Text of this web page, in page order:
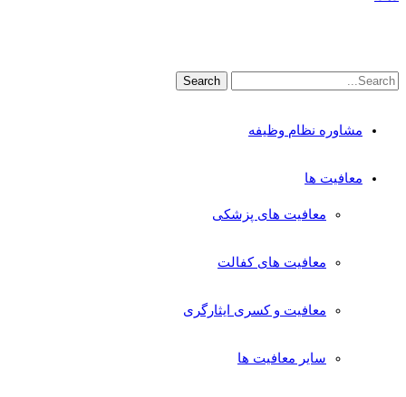
مشاوره نظام وظیفه
معافیت ها
معافیت های پزشکی
معافیت های کفالت
معافیت و کسری ایثارگری
سایر معافیت ها